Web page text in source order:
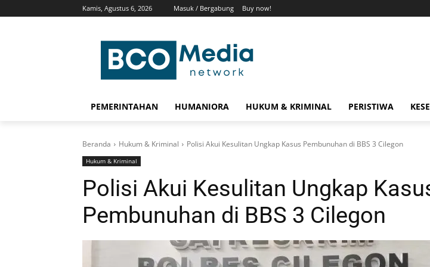
Kamis, Agustus 6, 2026 Masuk / Bergabung Buy now!
PEMERINTAHAN HUMANIORA HUKUM & KRIMINAL PERISTIWA
Beranda Hukum & Kriminal Polisi Akui Kesulitan Ungkap Kasus Pembunuhan di BBS 3 Cilegon
Hukum & Kriminal
Polisi Akui Kesulitan Ungkap
Pembunuhan di BBS 3 Cilegon